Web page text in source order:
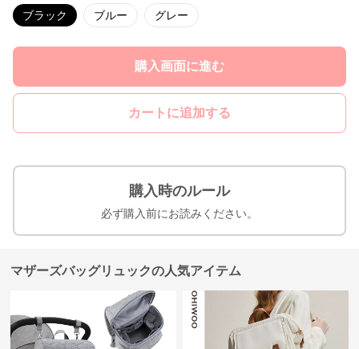
ブラック ブルー グレー
購入画面に進む
カートに追加する
購入時のルール
必ず購入前にお読みください。
マザーズバッグリュックの人気アイテム